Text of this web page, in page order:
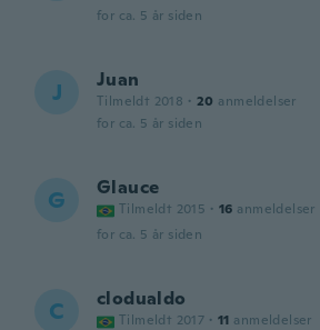
for ca. 5 år siden
J Juan
Tilmeldt 2018 · 20 anmeldelser
for ca. 5 år siden
G Glauce
Tilmeldt 2015 · 16 anmeldelser
for ca. 5 år siden
C clodualdo
Tilmeldt 2017 · 11 anmeldelser